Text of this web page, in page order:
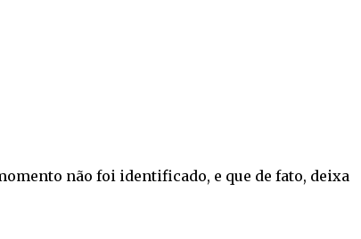
não foi identificado, e que de fato, deixa